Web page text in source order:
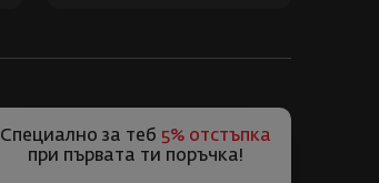
Специално за теб 5% отстъпка
при първата ти поръчка!